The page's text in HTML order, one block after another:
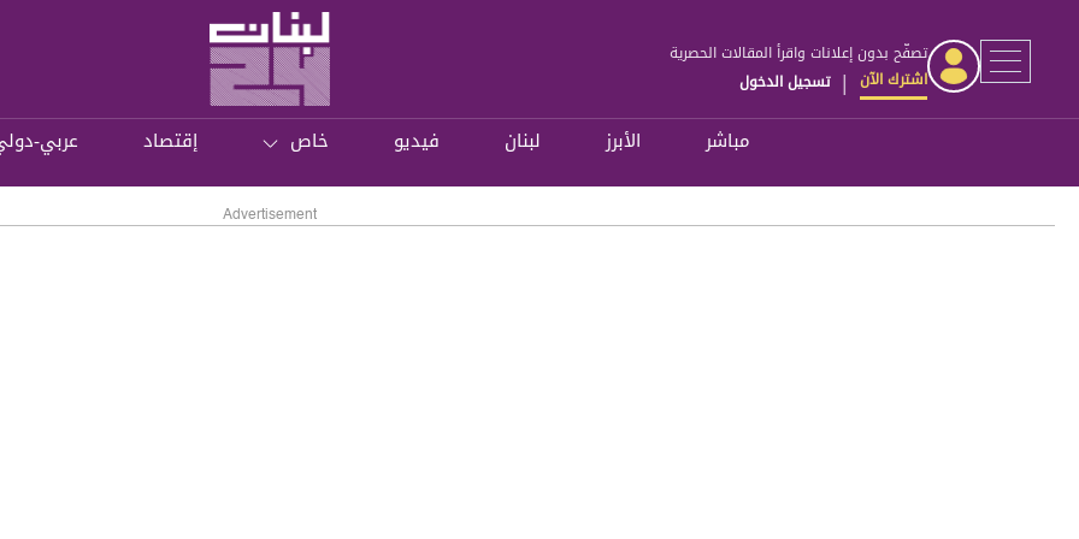
تصفّح بدون إعلانات واقرأ المقالات الحصرية
اشترك الآن | تسجيل الدخول
مباشر الأبرز لبنان فيديو خاص إقتصاد عربي-
Advertisement